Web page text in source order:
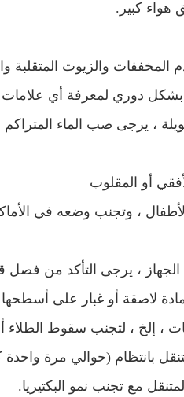
، يرجى صب الماء
، وتجنب وضعه في
مادة لاصقة أو غبار على
، إلخ ، لتجنب سقوط الطلاء
بانتظام (حوالي مرة
مع تجنب نمو البكتيريا.